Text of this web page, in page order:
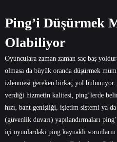
Ping’i Düşürmek
Olabiliyor
Oyunculara zaman zaman saç baş
olmasa da büyük oranda düşürmek
izlenmesi gereken birkaç yol bulunuyor.
verdiği hizmetin kalitesi, ping’lerde
hızı, bant genişliği, işletim sistemi ya
(güvenlik duvarı) yapılandırmaları
içi oyunlardaki ping kaynaklı